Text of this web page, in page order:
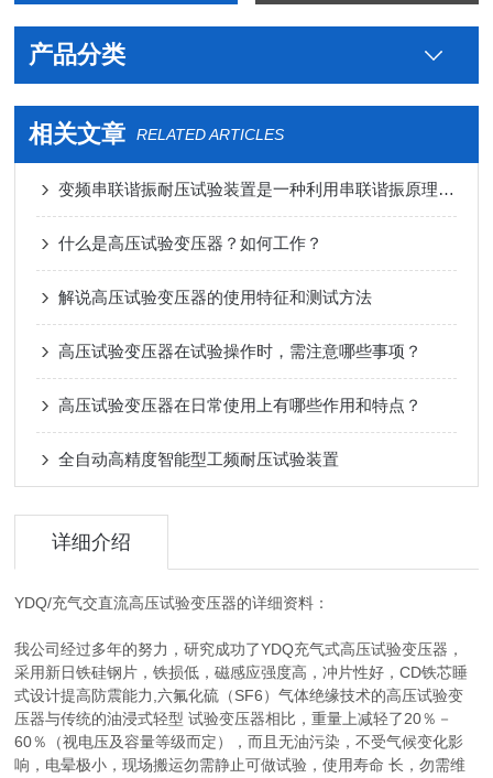
产品分类
相关文章 RELATED ARTICLES
变频串联谐振耐压试验装置是一种利用串联谐振原理进行高电压、大电流试验的设备
什么是高压试验变压器？如何工作？
解说高压试验变压器的使用特征和测试方法
高压试验变压器在试验操作时，需注意哪些事项？
高压试验变压器在日常使用上有哪些作用和特点？
全自动高精度智能型工频耐压试验装置
详细介绍
YDQ/充气交直流高压试验变压器的详细资料：
我公司经过多年的努力，研究成功了YDQ充气式高压试验变压器，
采用新日铁硅钢片，铁损低，磁感应强度高，冲片性好，CD铁芯睡
式设计提高防震能力,六氟化硫（SF6）气体绝缘技术的高压试验变
压器与传统的油浸式轻型 试验变压器相比，重量上减轻了20％－
60％（视电压及容量等级而定），而且无油污染，不受气候变化影
响，电晕极小，现场搬运勿需静止可做试验，使用寿命 长，勿需维